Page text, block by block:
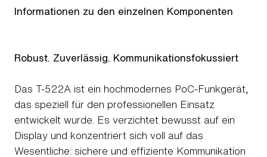
Informationen zu den einzelnen Komponenten
Robust. Zuverlässig. Kommunikationsfokussiert
Das T-522A ist ein hochmodernes PoC-Funkgerät,
das speziell für den professionellen Einsatz
entwickelt wurde. Es verzichtet bewusst auf ein
Display und konzentriert sich voll auf das
Wesentliche: sichere und effiziente Kommunikation